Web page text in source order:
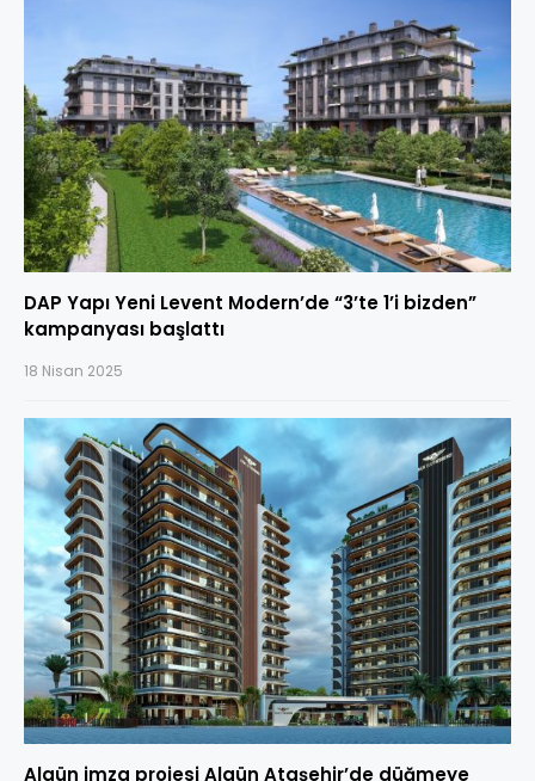
DAP Yapı Yeni Levent Modern’de “3’te 1’i bizden”
kampanyası başlattı
18 Nisan 2025
Algün imza projesi Algün Ataşehir’de düğmeye